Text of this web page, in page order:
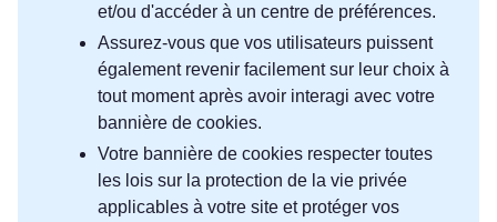
et/ou d'accéder à un centre de préférences.
Assurez-vous que vos utilisateurs puissent
également revenir facilement sur leur choix à
tout moment après avoir interagi avec votre
bannière de cookies.
Votre bannière de cookies respecter toutes
les lois sur la protection de la vie privée
applicables à votre site et protéger vos